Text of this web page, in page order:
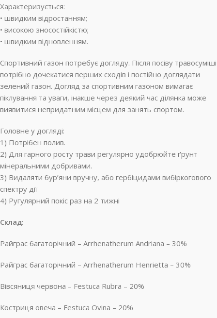
Характеризується:
• швидким відростанням;
• високою зносостійкістю;
• швидким відновленням.
Спортивний газон потребує догляду. Після посіву травосуміші
потрібно дочекатися перших сходів і постійно доглядати
зелений газон. Догляд за спортивним газоном вимагає
піклування та уваги, інакше через деякий час ділянка може
виявитися непридатним місцем для занять спортом.
Головне у догляді:
1) Потрібен полив.
2) Для гарного росту трави регулярно удобрюйте ґрунт
мінеральними добривами.
3) Видаляти бур’яни вручну, або гербіцидами вибіркогового
спектру дії
4) Ругулярний покіс раз на 2 тижні
Склад:
Райграс багаторічний – Arrhenatherum Andriana – 30%
Райграс багаторічний – Arrhenatherum Henrietta – 30%
Вівсяниця червона – Festuca Rubra – 20%
Костриця овеча – Festuca Ovina – 20%